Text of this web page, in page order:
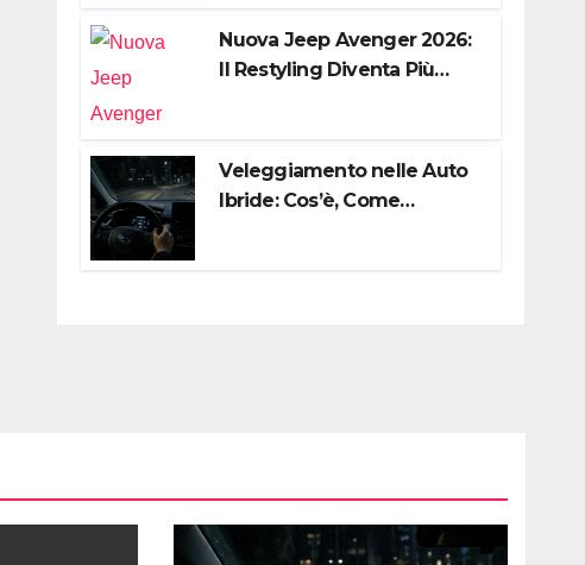
Nuova Jeep Avenger 2026:
Il Restyling Diventa Più
Veleggiamento nelle Auto
Ibride: Cos’è, Come